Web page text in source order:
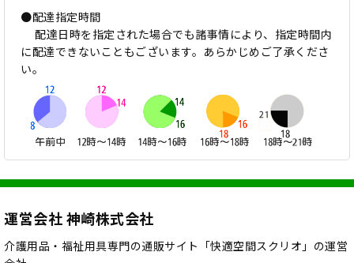
●配達指定時間
配達日時を指定された場合でも諸事情により、指定時間内
に配達できないこともございます。あらかじめご了承くださ
い。
運営会社 神崎株式会社
介護用品・福祉用具専門の通販サイト「快適空間スクリオ」の運営